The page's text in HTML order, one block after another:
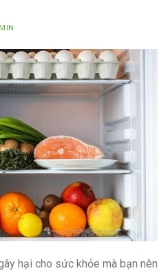
hại cho sức khỏe mà bạn nên